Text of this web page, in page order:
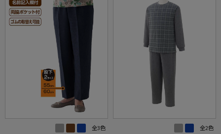
全3色 全2色